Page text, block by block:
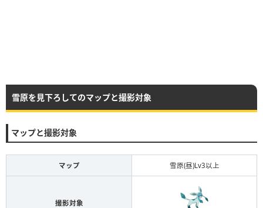
雪原を見下ろしてのマップと撮影対象
マップと撮影対象
マップ 雪原(昼)Lv3以上
撮影対象